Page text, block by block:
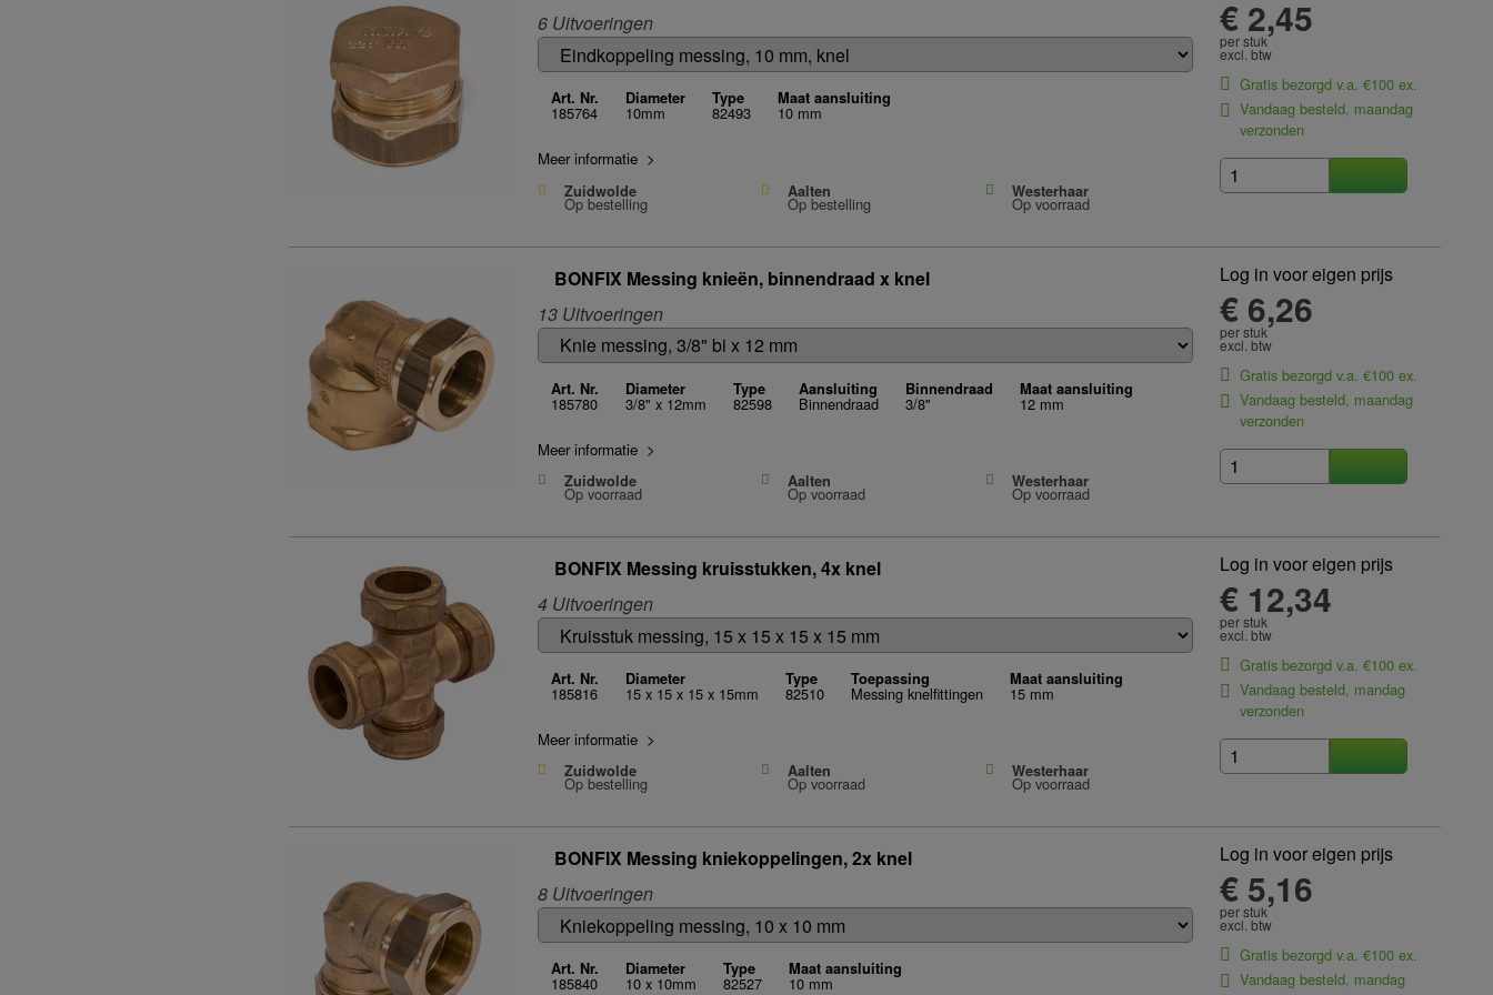
6 Uitvoeringen
Art. Nr.
185764
Diameter
10mm
Type
82493
Maat aansluiting
10 mm
Meer informatie >
Zuidwolde
Op bestelling
Aalten
Op bestelling
Westerhaar
Op voorraad
€ 2,45
per stuk
excl. btw
Gratis bezorgd v.a. €100 ex.
Vandaag besteld, maandag
verzonden
BONFIX Messing knieën, binnendraad x knel
13 Uitvoeringen
Art. Nr.
185780
Diameter
3/8" x 12mm
Type
82598
Aansluiting
Binnendraad
Binnendraad
3/8"
Maat aansluiting
12 mm
Meer informatie >
Zuidwolde
Op voorraad
Aalten
Op voorraad
Westerhaar
Op voorraad
Log in voor eigen prijs
€ 6,26
per stuk
excl. btw
Gratis bezorgd v.a. €100 ex.
Vandaag besteld, maandag
verzonden
BONFIX Messing kruisstukken, 4x knel
4 Uitvoeringen
Art. Nr.
185816
Diameter
15 x 15 x 15 x 15mm
Type
82510
Toepassing
Messing knelfittingen
Maat aansluiting
15 mm
Meer informatie >
Zuidwolde
Op bestelling
Aalten
Op voorraad
Westerhaar
Op voorraad
Log in voor eigen prijs
€ 12,34
per stuk
excl. btw
Gratis bezorgd v.a. €100 ex.
Vandaag besteld, mandag
verzonden
BONFIX Messing kniekoppelingen, 2x knel
8 Uitvoeringen
Art. Nr.
185840
Diameter
10 x 10mm
Type
82527
Maat aansluiting
10 mm
Log in voor eigen prijs
€ 5,16
per stuk
excl. btw
Gratis bezorgd v.a. €100 ex.
Vandaag besteld, mandag